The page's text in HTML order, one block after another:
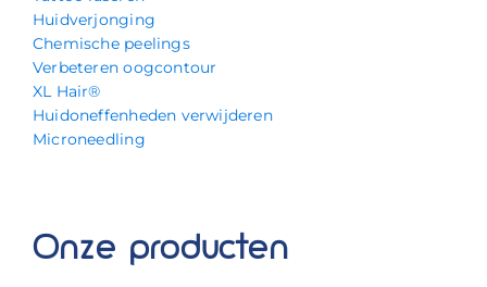
Huidverjonging
Chemische peelings
Verbeteren oogcontour
XL Hair®
Huidoneffenheden verwijderen
Microneedling
Onze producten